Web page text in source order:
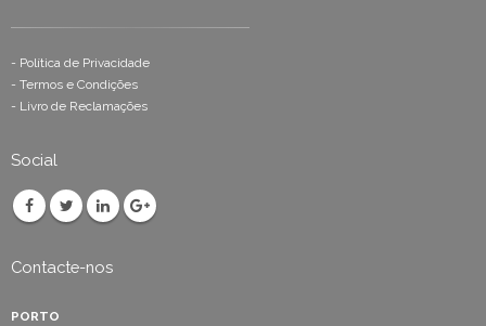
- Política de Privacidade
- Termos e Condições
- Livro de Reclamações
Social
Contacte-nos
PORTO